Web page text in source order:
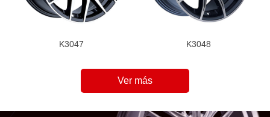
K3047 K3048
Ver más